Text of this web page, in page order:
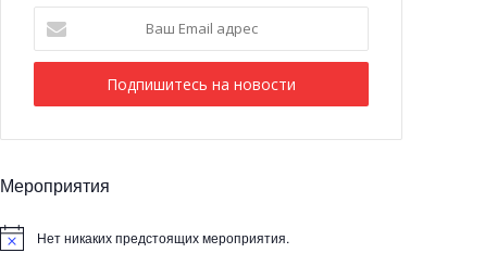
Email
адрес
Мероприятия
Нет никаких предстоящих мероприятия.